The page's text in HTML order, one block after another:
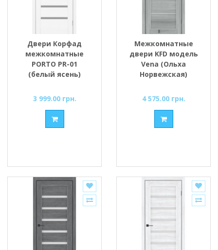
Двери Корфад
межкомнатные
PORTO PR-01
(белый ясень)
3 999.00 грн.
Межкомнатные
двери KFD модель
Vena (Ольха
Норвежская)
черное стекло
4 575.00 грн.